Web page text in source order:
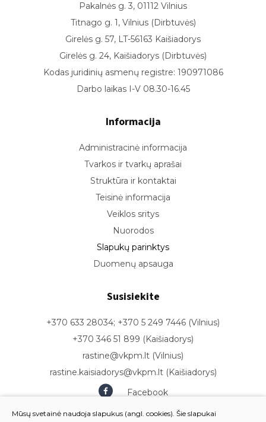
Pakalnės g. 3, 01112 Vilnius
Titnago g. 1, Vilnius (Dirbtuvės)
Girelės g. 57, LT-56163 Kaišiadorys
Girelės g. 24, Kaišiadorys (Dirbtuvės)
Kodas juridinių asmenų registre: 190971086
Darbo laikas I-V 08.30-16.45
Informacija
Administracinė informacija
Tvarkos ir tvarkų aprašai
Struktūra ir kontaktai
Teisinė informacija
Veiklos sritys
Nuorodos
Slapukų parinktys
Duomenų apsauga
Susisiekite
+370 633 28034; +370 5 249 7446 (Vilnius)
+370 346 51 899 (Kaišiadorys)
rastine@vkpm.lt (Vilnius)
rastine.kaisiadorys@vkpm.lt (Kaišiadorys)
Facebook
Youtube
Mūsų svetainė naudoja slapukus (angl. cookies). Šie slapukai